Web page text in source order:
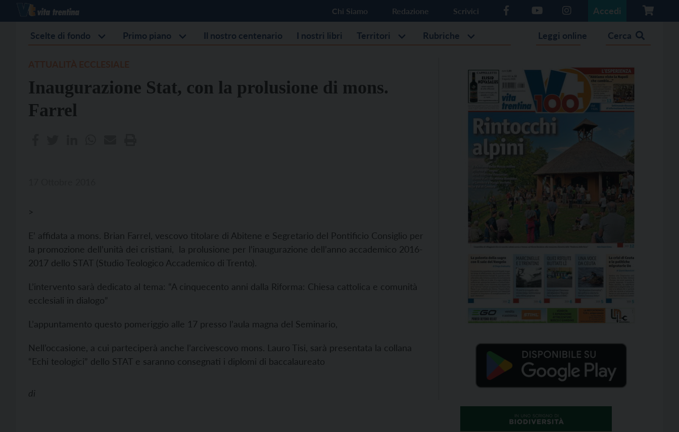
Chi Siamo Redazione Scrivici Accedi
Scelte di fondo Primo piano Il nostro centenario I nostri libri Territori Rubriche Leggi online Cerca
Inaugurazione Stat, con la prolusione di mons.
Farrel
>
E’ affidata a mons. Brian Farrel, vescovo titolare di Abitene e Segretario del Pontificio Consiglio per
la promozione dell’unità dei cristiani, la prolusione per l’inaugurazione dell’anno accademico 2016-
2017 dello STAT (Studio Teologico Accademico di Trento).
L’intervento sarà dedicato al tema: “A cinquecento anni dalla Riforma: Chiesa cattolica e comunità
ecclesiali in dialogo”
L’appuntamento questo pomeriggio alle 17 presso l’aula magna del Seminario,
Nell’occasione, a cui parteciperà anche l’arcivescovo mons. Lauro Tisi, sarà presentata la collana
“Echi teologici” dello STAT e saranno consegnati i diplomi di baccalaureato
di